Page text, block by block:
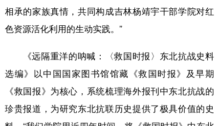
新疆 内蒙古 黑龙江
English Español Français عربى
Русский язык 日本語 한국어
Deutsch Português
相承的家族真情，共同构成吉林杨靖宇干部学院对红
色资源活化利用的生动实践。”
《远隔重洋的呐喊：〈救国时报〉东北抗战史料
选编》以中国国家图书馆馆藏《救国时报》及早期
《救国报》为核心，系统梳理海外报刊中东北抗战的
珍贵报道，为研究东北抗联历史提供了极具价值的史